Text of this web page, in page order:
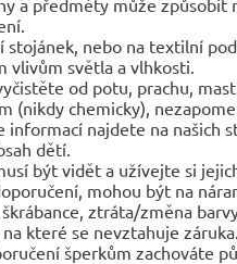
stojánek, nebo na textilní
vlivům světla a vlhkosti.
od potu, prachu,
(nikdy chemicky),
najdete na našich
dětí.
být vidět a užívejte si
mohou být na
ztráta/změna
které se nevztahuje
šperkům zachováte